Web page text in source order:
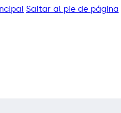
Saltar al pie de página